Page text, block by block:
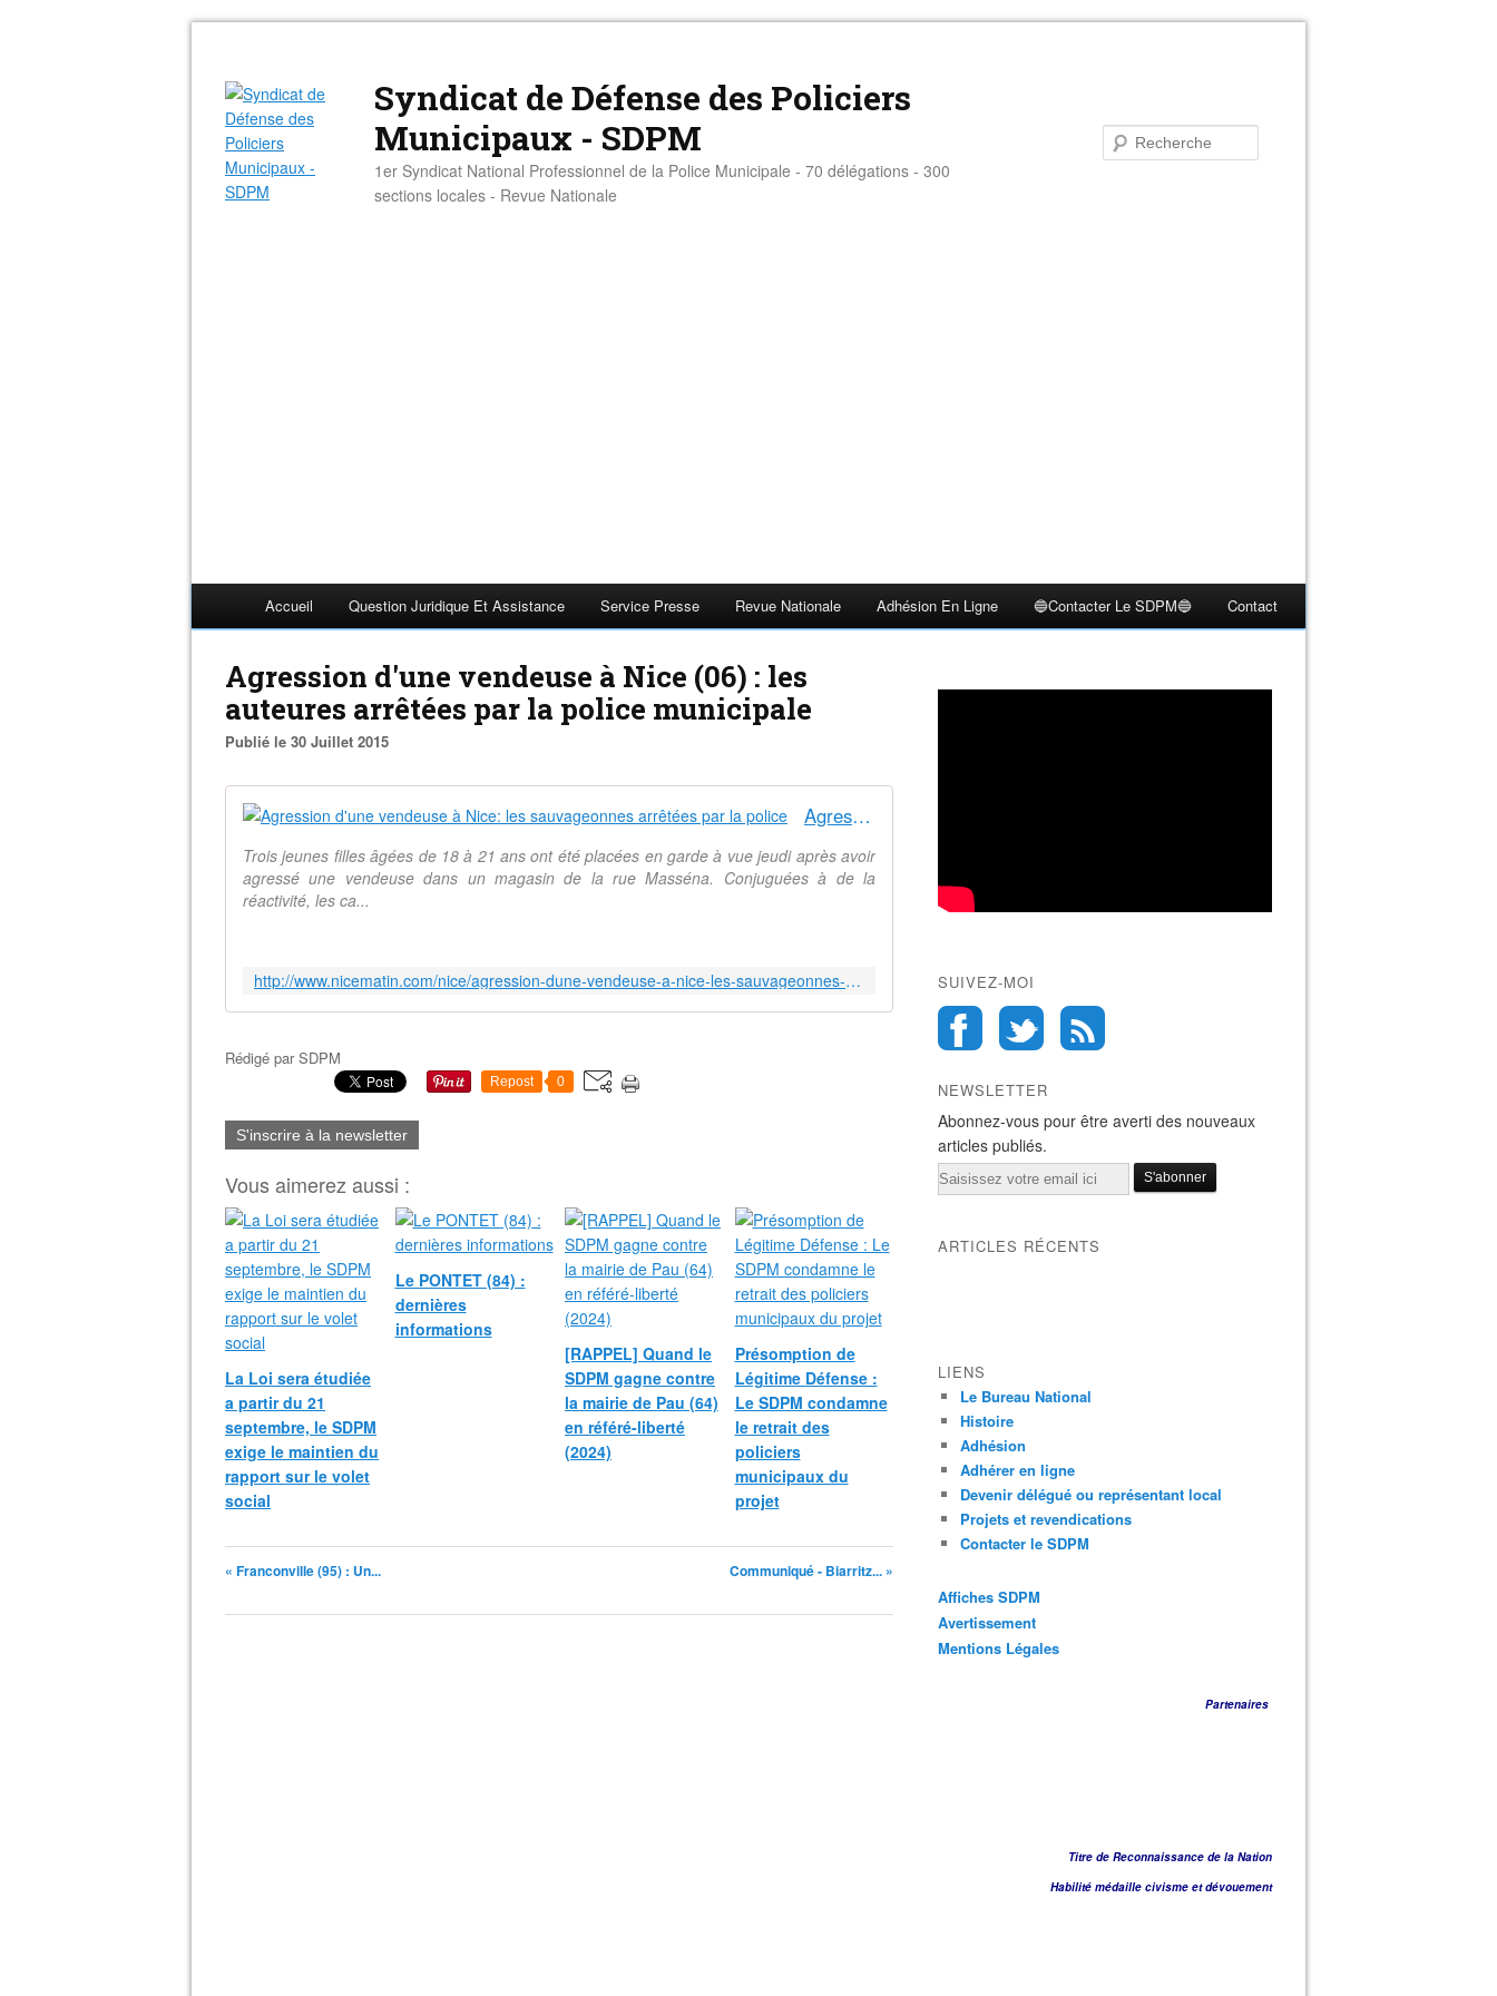
Syndicat de Défense des Policiers
Municipaux - SDPM
1er Syndicat National Professionnel de la Police Municipale - 70 délégations - 300
sections locales - Revue Nationale
Accueil Question Juridique Et Assistance Service Presse Revue Nationale Adhésion En Ligne 🔵Contacter Le SDPM🔵 Contact
Agression d'une vendeuse à Nice (06) : les
auteures arrêtées par la police municipale
Publié le 30 Juillet 2015
Agression d'une vendeuse à Nice: les sauvageonnes arrêtées par la police
Trois jeunes filles âgées de 18 à 21 ans ont été placées en garde à vue jeudi après avoir
agressé une vendeuse dans un magasin de la rue Masséna. Conjuguées à de la
réactivité, les ca...
http://www.nicematin.com/nice/agression-dune-vendeuse-a-nice-les-sauvageonnes-arretees-par-la-police.2301646.html
Rédigé parSDPM
Repost 0
S'inscrire à la newsletter
Vous aimerez aussi :
La Loi sera étudiée
a partir du 21
septembre, le SDPM
exige le maintien du
rapport sur le volet
social
Le PONTET (84) :
dernières
informations
[RAPPEL] Quand le
SDPM gagne contre
la mairie de Pau (64)
en référé-liberté
(2024)
Présomption de
Légitime Défense :
Le SDPM condamne
le retrait des
policiers
municipaux du
projet
« Franconville (95) : Un... Communiqué - Biarritz... »
SUIVEZ-MOI
NEWSLETTER
Abonnez-vous pour être averti des nouveaux
articles publiés.
Email
ARTICLES RÉCENTS
LIENS
Le Bureau National
Histoire
Adhésion
Adhérer en ligne
Devenir délégué ou représentant local
Projets et revendications
Contacter le SDPM
Affiches SDPM
Avertissement
Mentions Légales
Partenaires
Titre de Reconnaissance de la Nation
Habilité médaille civisme et dévouement